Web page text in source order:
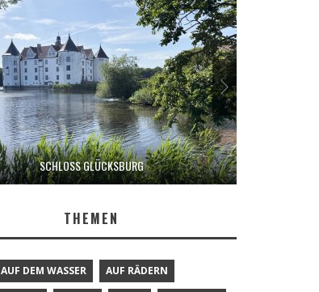
SCHLOSS GLÜCKSBURG
THEMEN
AUF DEM WASSER AUF RÄDERN